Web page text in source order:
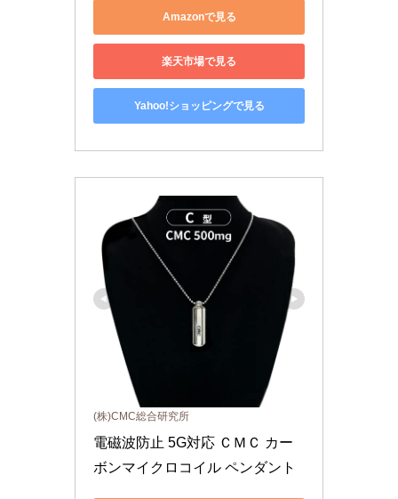
Amazonで見る
楽天市場で見る
Yahoo!ショッピングで見る
(株)CMC総合研究所
電磁波防止 5G対応 ＣＭＣ カー
ボンマイクロコイル ペンダント